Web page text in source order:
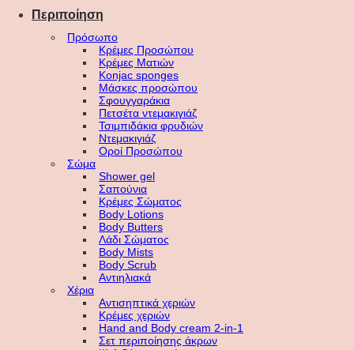
Περιποίηση
Πρόσωπο
Κρέμες Προσώπου
Κρέμες Ματιών
Konjac sponges
Μάσκες προσώπου
Σφουγγαράκια
Πετσέτα ντεμακιγιάζ
Τσιμπιδάκια φρυδιών
Ντεμακιγιάζ
Οροί Προσώπου
Σώμα
Shower gel
Σαπούνια
Κρέμες Σώματος
Body Lotions
Body Butters
Λάδι Σώματος
Body Mists
Body Scrub
Αντιηλιακά
Χέρια
Αντισηπτικά χεριών
Κρέμες χεριών
Hand and Body cream 2-in-1
Σετ περιποίησης άκρων